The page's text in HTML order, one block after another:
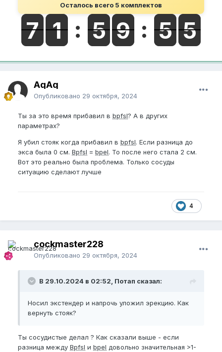
Осталось всего 5 комплектов
AqAq
Опубликовано 29 октября, 2024
Ты за это время прибавил в bpfsl? А в других
параметрах?
Я убил стояк когда прибавил в bpfsl. Если разница до
экса была 0 см. Bpfsl = bpel. То после него стала 2 см.
Вот это реально была проблема. Только сосуды
ситуацию сделают лучше
4
cockmaster228
Опубликовано 29 октября, 2024
В 29.10.2024 в 02:52, Потап сказал:
Носил экстендер и напрочь уложил эрекцию. Как
вернуть стояк?
Ты сосудистые делал ? Как сказали выше - если
разница между Bpfsl и bpel довольно значительная >1-